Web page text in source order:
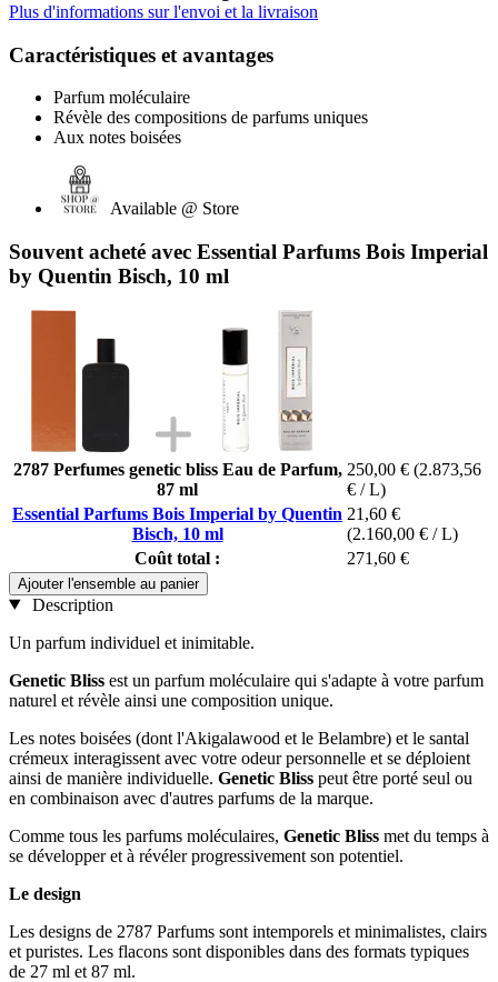
Plus d'informations sur l'envoi et la livraison
Caractéristiques et avantages
Parfum moléculaire
Révèle des compositions de parfums uniques
Aux notes boisées
Available @ Store
Souvent acheté avec Essential Parfums Bois Imperial
by Quentin Bisch, 10 ml
2787 Perfumes genetic bliss Eau de Parfum,
87 ml
250,00 € (2.873,56
€ / L)
Essential Parfums Bois Imperial by Quentin
Bisch, 10 ml
21,60 €
(2.160,00 € / L)
Coût total :
271,60 €
Ajouter l'ensemble au panier
Description
Un parfum individuel et inimitable.
Genetic Bliss est un parfum moléculaire qui s'adapte à votre parfum
naturel et révèle ainsi une composition unique.
Les notes boisées (dont l'Akigalawood et le Belambre) et le santal
crémeux interagissent avec votre odeur personnelle et se déploient
ainsi de manière individuelle. Genetic Bliss peut être porté seul ou
en combinaison avec d'autres parfums de la marque.
Comme tous les parfums moléculaires, Genetic Bliss met du temps à
se développer et à révéler progressivement son potentiel.
Le design
Les designs de 2787 Parfums sont intemporels et minimalistes, clairs
et puristes. Les flacons sont disponibles dans des formats typiques
de 27 ml et 87 ml.